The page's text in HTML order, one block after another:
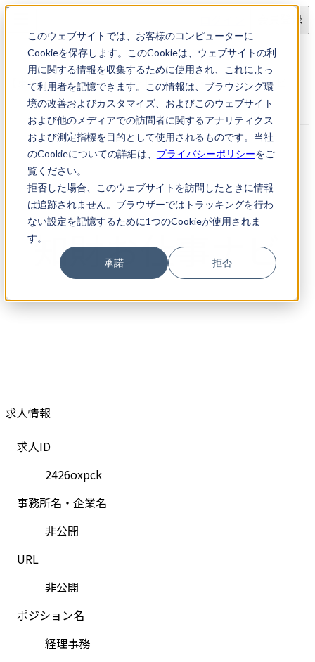
このウェブサイトでは、お客様のコンピューターに
Cookieを保存します。このCookieは、ウェブサイトの利
用に関する情報を収集するために使用され、これによっ
て利用者を記憶できます。この情報は、ブラウジング環
境の改善およびカスタマイズ、およびこのウェブサイト
および他のメディアでの訪問者に関するアナリティクス
および測定指標を目的として使用されるものです。当社
のCookieについての詳細は、 プライバシーポリシーをご
覧ください。
拒否した場合、このウェブサイトを訪問したときに情報
は追跡されません。ブラウザーではトラッキングを行わ
ない設定を記憶するために1つのCookieが使用されま
す。
承諾 拒否
会員登録
求人検索 【東京都新宿区】経理事務
【東京都新宿区】経理事務｜知財転職・知財お仕事ナビ
求人情報
求人ID
2426oxpck
事務所名・企業名
非公開
URL
非公開
ポジション名
経理事務